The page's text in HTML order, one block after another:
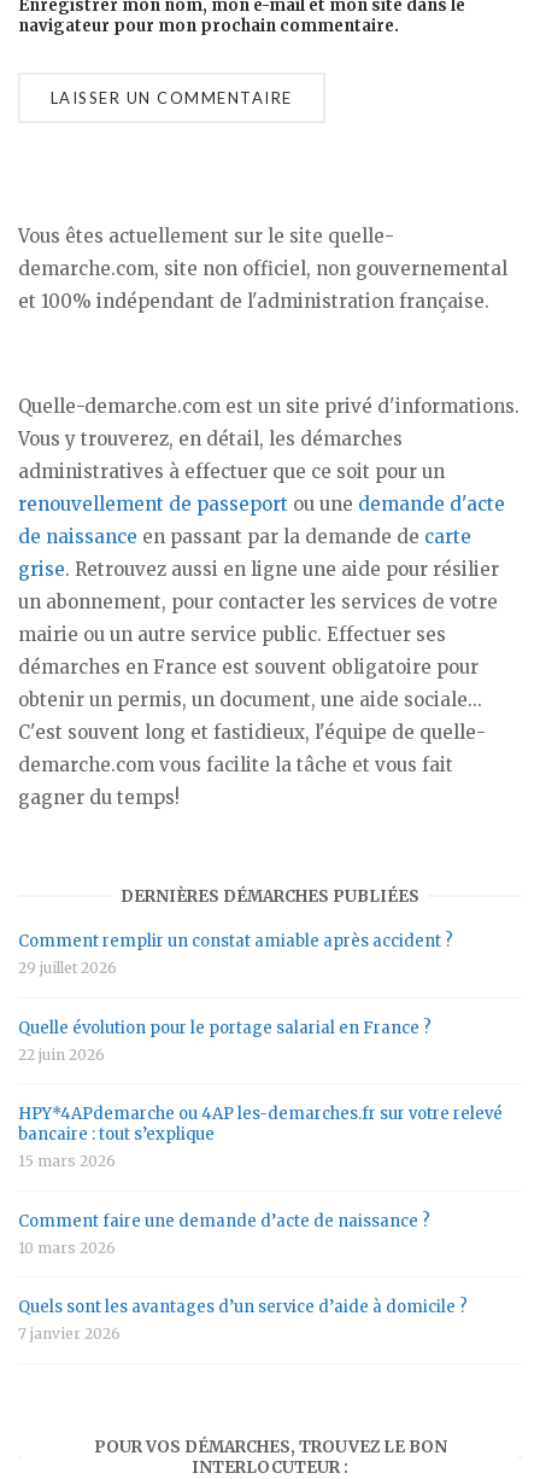
Enregistrer mon nom, mon e-mail et mon site dans le
navigateur pour mon prochain commentaire.
Vous êtes actuellement sur le site quelle-
demarche.com, site non officiel, non gouvernemental
et 100% indépendant de l'administration française.
Quelle-demarche.com est un site privé d'informations.
Vous y trouverez, en détail, les démarches
administratives à effectuer que ce soit pour un
renouvellement de passeport ou une demande d'acte
de naissance en passant par la demande de carte
grise. Retrouvez aussi en ligne une aide pour résilier
un abonnement, pour contacter les services de votre
mairie ou un autre service public. Effectuer ses
démarches en France est souvent obligatoire pour
obtenir un permis, un document, une aide sociale...
C'est souvent long et fastidieux, l'équipe de quelle-
demarche.com vous facilite la tâche et vous fait
gagner du temps!
DERNIÈRES DÉMARCHES PUBLIÉES
Comment remplir un constat amiable après accident ?
29 juillet 2026
Quelle évolution pour le portage salarial en France ?
22 juin 2026
HPY*4APdemarche ou 4AP les-demarches.fr sur votre relevé
bancaire : tout s’explique
15 mars 2026
Comment faire une demande d’acte de naissance ?
10 mars 2026
Quels sont les avantages d’un service d’aide à domicile ?
7 janvier 2026
POUR VOS DÉMARCHES, TROUVEZ LE BON
INTERLOCUTEUR :